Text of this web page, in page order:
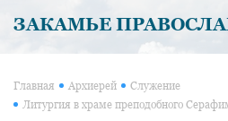
ЗАКАМЬЕ
Главная Архиерей Служение